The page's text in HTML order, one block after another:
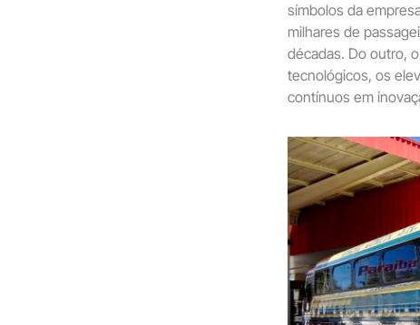
símbolos da
milhares de
décadas. Do outro,
tecnológicos, os
contínuos em